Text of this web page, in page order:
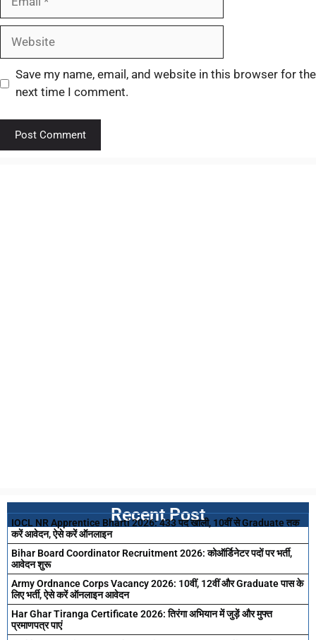
Save my name, email, and website in this browser for the
next time I comment.
Recent Post
IOCL NR Apprentice Bharti 2026: 433 पद खाली, 10वीं से Graduate तक
करें आवेदन, ऐसे करें ऑनलाइन
Bihar Board Coordinator Recruitment 2026: कोऑर्डिनेटर पदों पर भर्ती,
आवेदन शुरू
Army Ordnance Corps Vacancy 2026: 10वीं, 12वीं और Graduate पास के
लिए भर्ती, ऐसे करें ऑनलाइन आवेदन
Har Ghar Tiranga Certificate 2026: तिरंगा अभियान में जुड़ें और मुफ्त
प्रमाणपत्र पाएं